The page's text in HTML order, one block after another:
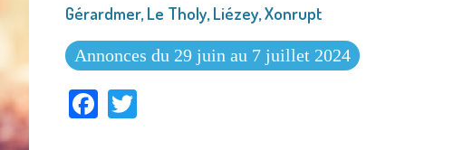
êtes
ici
Gérardmer, Le Tholy, Liézey, Xonrupt
Annonces du 29 juin au 7 juillet 2024
Facebook